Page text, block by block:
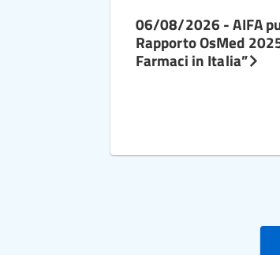
06/08/2026 - AIFA
Rapporto OsMed
Farmaci in Italia”